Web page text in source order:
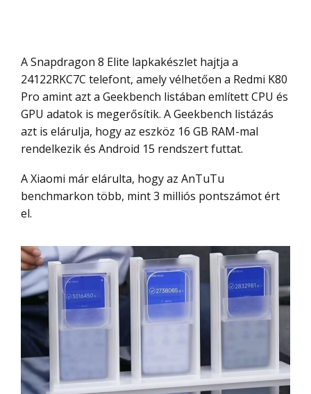
A Snapdragon 8 Elite lapkakészlet hajtja a
24122RKC7C telefont, amely vélhetően a Redmi K80
Pro amint azt a Geekbench listában említett CPU és
GPU adatok is megerősítik. A Geekbench listázás
azt is elárulja, hogy az eszköz 16 GB RAM-mal
rendelkezik és Android 15 rendszert futtat.
A Xiaomi már elárulta, hogy az AnTuTu
benchmarkon több, mint 3 milliós pontszámot ért
el.